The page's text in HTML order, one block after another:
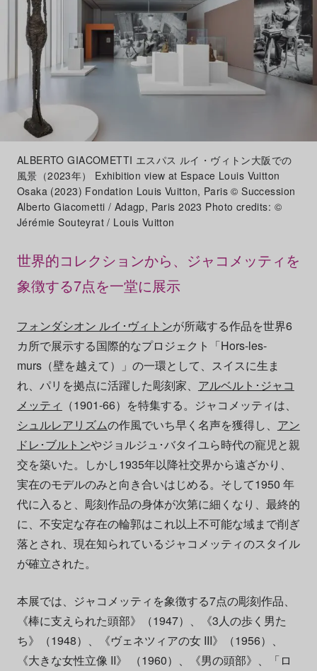
ALBERTO GIACOMETTI エスパス ルイ・ヴィトン大阪での
風景（2023年） Exhibition view at Espace Louis Vuitton
Osaka (2023) Fondation Louis Vuitton, Paris © Succession
Alberto Giacometti / Adagp, Paris 2023 Photo credits: ©
Jérémie Souteyrat / Louis Vuitton
世界的コレクションから、ジャコメッティを
象徴する7点を一堂に展示
フォンダシオン ルイ･ヴィトンが所蔵する作品を世界6
カ所で展示する国際的なプロジェクト「Hors-les-
murs（壁を越えて）」の一環として、スイスに生ま
れ、パリを拠点に活躍した彫刻家、 アルベルト･ジャコ
メッティ （1901-66）を特集する。ジャコメッティは、
シュルレアリズムの作風でいち早く名声を獲得し、 アン
ドレ･ブルトンやジョルジュ･バタイユら時代の寵児と親
交を築いた。しかし1935年以降社交界から遠ざかり、
実在のモデルのみと向き合いはじめる。そして1950 年
代に入ると、彫刻作品の身体が次第に細くなり、最終的
に、不安定な存在の輪郭はこれ以上不可能な域まで削ぎ
落とされ、現在知られているジャコメッティのスタイル
が確立された。
本展では、ジャコメッティを象徴する7点の彫刻作品、
《棒に支えられた頭部》（1947）、《3人の歩く男た
ち》（1948）、《ヴェネツィアの女 III》（1956）、
《大きな女性立像 II》 （1960）、《男の頭部》、「ロ